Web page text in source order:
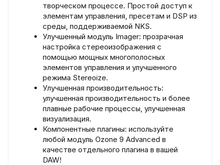
творческом процессе. Простой доступ к
элементам управления, пресетам и DSP из
среды, поддерживаемой NKS.
Улучшенный модуль Imager: прозрачная
настройка стереоизображения с
помощью мощных многополосных
элементов управления и улучшенного
режима Stereoize.
Улучшенная производительность:
улучшенная производительность и более
плавные рабочие процессы, улучшенная
визуализация.
Компонентные плагины: используйте
любой модуль Ozone 9 Advanced в
качестве отдельного плагина в вашей
DAW!